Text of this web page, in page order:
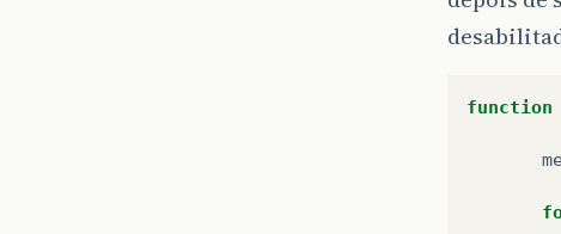
function